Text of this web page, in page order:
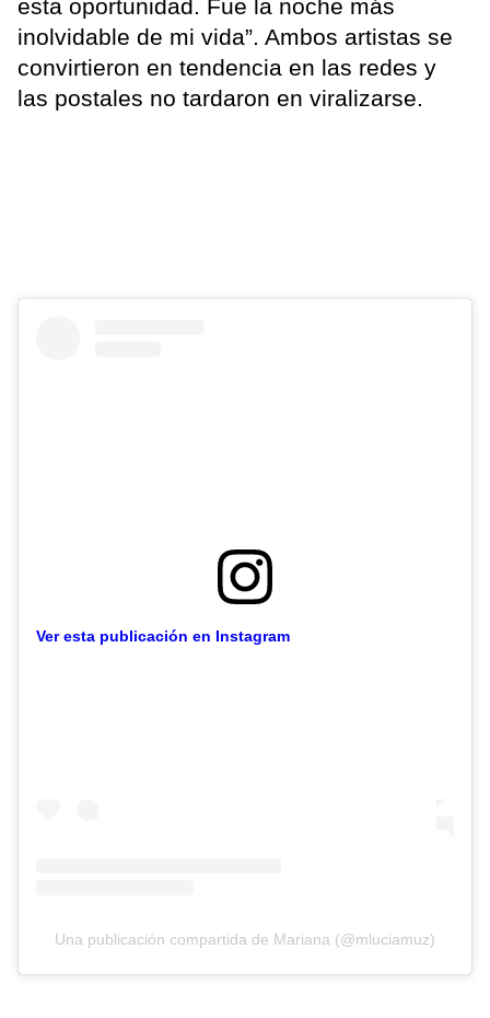
esta oportunidad. Fue la noche más
inolvidable de mi vida”. Ambos artistas se
convirtieron en tendencia en las redes y
las postales no tardaron en viralizarse.
Ver esta publicación en Instagram
Una publicación compartida de Mariana (@mluciamuz)